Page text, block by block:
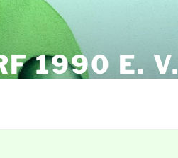
1990 E. V.